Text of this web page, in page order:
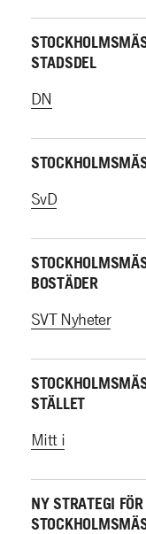
STADSDEL
DN
SvD
BOSTÄDER
SVT Nyheter
STÄLLET
Mitt i
NY STRATEGI